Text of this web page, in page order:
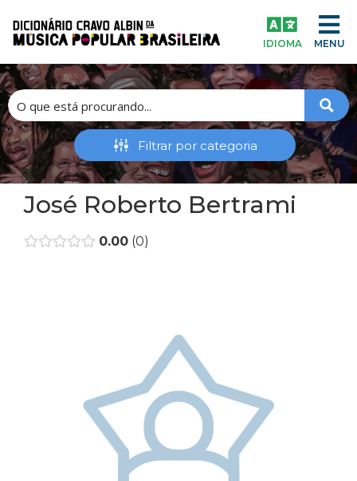
IDIOMA MENU
José Roberto Bertrami
0.00 0